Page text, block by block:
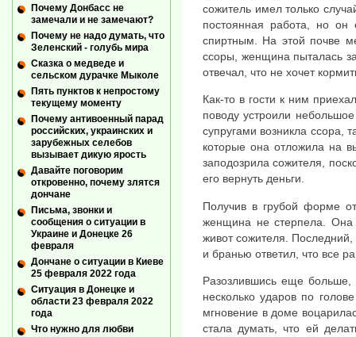
сожитель имел только
постоянная работа, но он
спиртным. На этой почве
ссоры, женщина пыталась
отвечал, что не хочет
Как-то в гости к ним
поводу устроили
супругами возникла ссора,
которые она отложила на
заподозрила сожителя,
его вернуть деньги.
Получив в грубой форме
женщина не стерпела.
живот сожителя.
и бранью ответил, что все
Разозлившись еще больше,
несколько ударов по
мгновение в доме
стала думать, что ей
Почему Донбасс не
замечали и не замечают?
Почему не надо думать, что
Зеленский - голубь мира
Сказка о медведе и
сельском дурачке Мыколе
Пять пунктов к непростому
текущему моменту
Почему антивоенный парад
российских, украинских и
зарубежных селебов
вызывает дикую ярость
Давайте поговорим
откровенно, почему злятся
дончане
Письма, звонки и
сообщения о ситуации в
Украине и Донецке 26
февраля
Дончане о ситуации в Киеве
25 февраля 2022 года
Ситуация в Донецке и
области 23 февраля 2022
года
Что нужно для любви